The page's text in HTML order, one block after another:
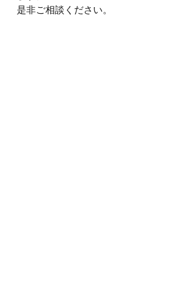
是非ご相談ください。